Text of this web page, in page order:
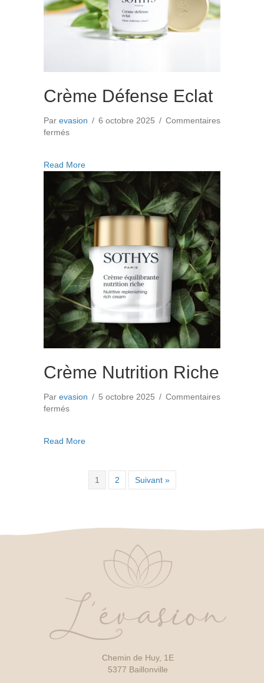
Crème Défense Eclat
Par evasion / 6 octobre 2025 / Commentaires
ferméssur
Eclat
Read Moreabout Crème Défense Eclat
Crème Nutrition Riche
Par evasion / 5 octobre 2025 / Commentaires
ferméssur
Riche
Read Moreabout Crème Nutrition Riche
1 2 Suivant »
Chemin de Huy, 1E
5377 Baillonville